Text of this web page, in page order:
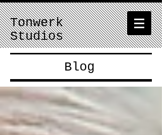
Tonwerk
Studios
Blog